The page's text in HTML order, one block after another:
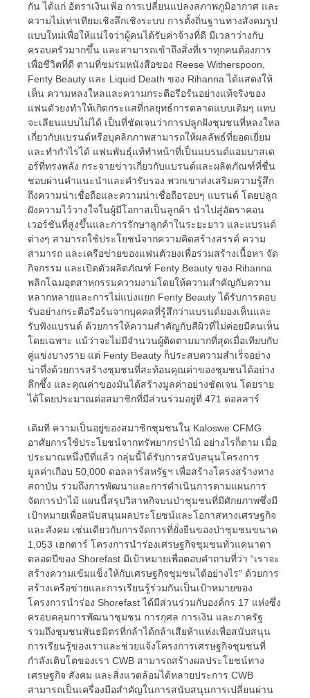
กัน ได้แก่ อัตราเงินเฟ้อ การเปลี่ยนแปลงสภาพภูมิอากาศ และ
ความไม่เท่าเทียมเชิงลึกเชิงระบบ การตั้งถิ่นฐานทางสังคมรูป
แบบใหม่เพื่อให้แน่ใจว่าผู้คนได้รับค่าจ้างที่ดี มีเวลาว่างกับ
ครอบครัวมากขึ้น และสามารถเข้าถึงสิ่งที่เราทุกคนต้องการ
เพื่อชีวิตที่ดี ตามที่ชมรมหนังสือของ Reese Witherspoon,
Fenty Beauty และ Liquid Death ของ Rihanna ได้แสดงให้
เห็น ความหลงใหลและความกระตือรือร้นอย่างแท้จริงของ
แฟนตัวยงทำให้เกิดกระแสที่กลยุทธ์การตลาดแบบเดิมๆ แทบ
จะเลียนแบบไม่ได้ เป็นที่ชัดเจนว่าการปลูกฝังชุมชนที่หลงใหล
เกี่ยวกับแบรนด์หรือบุคลิกภาพสามารถให้ผลลัพธ์ที่ยอดเยี่ยม
และทำกำไรได้ แฟนพันธุ์แท้ทำหน้าที่เป็นแบรนด์แอมบาสเด
อร์ที่ทรงพลัง กระจายข่าวเกี่ยวกับแบรนด์และผลิตภัณฑ์ที่ชื่น
ชอบผ่านคำแนะนำและคำรับรอง พวกเขาส่งเสริมความรู้สึก
ถึงความน่าเชื่อถือและความน่าเชื่อถือรอบๆ แบรนด์ โดยปลูก
ฝังความไว้วางใจในผู้มีโอกาสเป็นลูกค้า นำไปสู่อัตราคอน
เวอร์ชันที่สูงขึ้นและการรักษาลูกค้าในระยะยาว และแบรนด์
ต่างๆ สามารถใช้ประโยชน์จากความคิดสร้างสรรค์ ความ
สามารถ และเครือข่ายของแฟนตัวยงเพื่อร่วมสร้างเนื้อหา จัด
กิจกรรม และเปิดตัวผลิตภัณฑ์ Fenty Beauty ของ Rihanna
พลิกโฉมอุตสาหกรรมความงามโดยให้ความสำคัญกับความ
หลากหลายและการไม่แบ่งแยก Fenty Beauty ได้รับการตอบ
รับอย่างกระตือรือร้นจากบุคคลที่รู้สึกว่าแบรนด์มองเห็นและ
รับฟังแบรนด์ ด้วยการให้ความสำคัญกับสีผิวที่ไม่ค่อยมีคนเห็น
โดยเฉพาะ แม้ว่าจะไม่มีจำนวนผู้ติดตามมากที่สุดเมื่อเทียบกับ
คู่แข่งบางราย แต่ Fenty Beauty ก็ประสบความสำเร็จอย่าง
น่าทึ่งด้วยการสร้างชุมชนที่สะท้อนคุณค่าของชุมชนได้อย่าง
ลึกซึ้ง และคุณค่าของมันได้สร้างมูลค่าอย่างชัดเจน โดยราย
ได้โดยประมาณต่อสมาชิกที่มีส่วนร่วมอยู่ที่ 471 ดอลลาร์
เดิมที ความเป็นอยู่ของสมาชิกชุมชนใน Kaloswe CFMG
อาศัยการใช้ประโยชน์จากทรัพยากรป่าไม้ อย่างไรก็ตาม เมื่อ
ประมาณหนึ่งปีที่แล้ว กลุ่มนี้ได้รับการสนับสนุนโครงการ
มูลค่าเกือบ 50,000 ดอลลาร์สหรัฐฯ เพื่อสร้างโครงสร้างทาง
สถาบัน รวมถึงการพัฒนาและการดำเนินการตามแผนการ
จัดการป่าไม้ แผนนี้สรุปวิสาหกิจบนป่าชุมชนที่มีศักยภาพซึ่งมี
เป้าหมายเพื่อสนับสนุนผลประโยชน์และโอกาสทางเศรษฐกิจ
และสังคม เช่นเดียวกับการจัดการที่ยั่งยืนของป่าชุมชนขนาด
1,053 เฮกตาร์ โครงการนำร่องเศรษฐกิจชุมชนทั่วแคนาดา
ตลอดปีของ Shorefast มีเป้าหมายเพื่อตอบคำถามที่ว่า “เราจะ
สร้างความเข้มแข็งให้กับเศรษฐกิจชุมชนได้อย่างไร” ด้วยการ
สร้างเครือข่ายและการเรียนรู้ร่วมกันเป็นเป้าหมายของ
โครงการนำร่อง Shorefast ได้มีส่วนร่วมกับองค์กร 17 แห่งซึ่ง
ครอบคลุมการพัฒนาชุมชน การกุศล การเงิน และภาครัฐ
รวมถึงชุมชนพันธมิตรที่กล้าได้กล้าเสียห้าแห่งเพื่อสนับสนุน
การเรียนรู้ของเราและช่วยแจ้งโครงการเศรษฐกิจชุมชนที่
กำลังเติบโตของเรา CWB สามารถสร้างผลประโยชน์ทาง
เศรษฐกิจ สังคม และสิ่งแวดล้อมได้หลายประการ CWB
สามารถเป็นเครื่องมือสำคัญในการสนับสนุนการเปลี่ยนผ่าน